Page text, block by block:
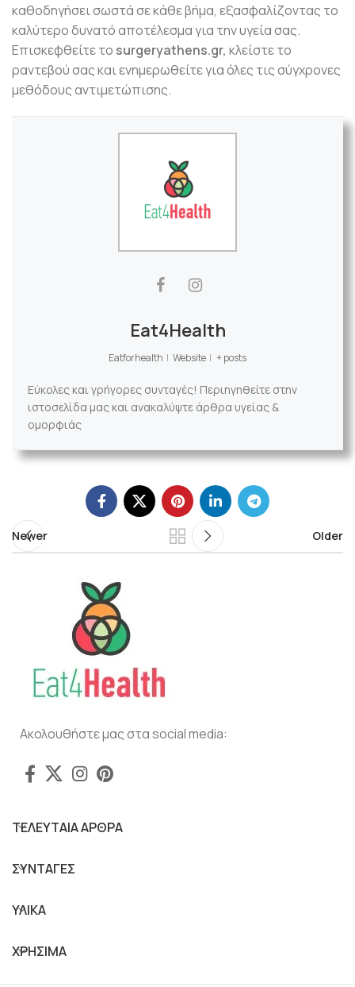
καθοδηγήσει σωστά σε κάθε βήμα, εξασφαλίζοντας το
καλύτερο δυνατό αποτέλεσμα για την υγεία σας.
Επισκεφθείτε το surgeryathens.gr, κλείστε το
ραντεβού σας και ενημερωθείτε για όλες τις σύγχρονες
μεθόδους αντιμετώπισης.
Eat4Health
Eatforhealth | Website | + posts
Εύκολες και γρήγορες συνταγές! Περιηγηθείτε στην
ιστοσελίδα μας και ανακαλύψτε άρθρα υγείας &
ομορφιάς
Newer Older
Ακολουθήστε μας στα social media:
ΤΕΛΕΥΤΑΙΑ ΑΡΘΡΑ
ΣΥΝΤΑΓΕΣ
ΥΛΙΚΑ
ΧΡΗΣΙΜΑ